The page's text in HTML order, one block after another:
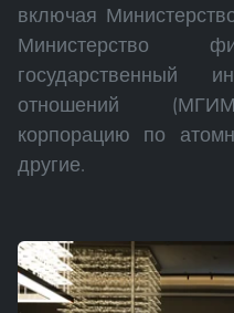
включая
Министерство
государственный
отношений
корпорацию по
другие.